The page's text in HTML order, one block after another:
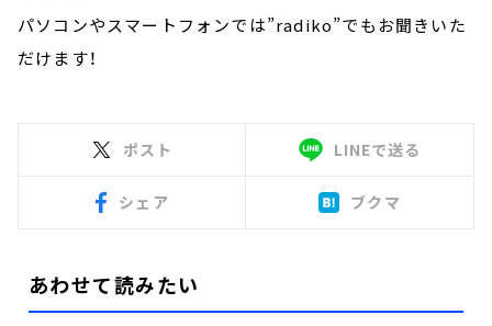
パソコンやスマートフォンでは”radiko”でもお聞きいた
だけます！
ポスト LINEで送る
シェア ブクマ
あわせて読みたい